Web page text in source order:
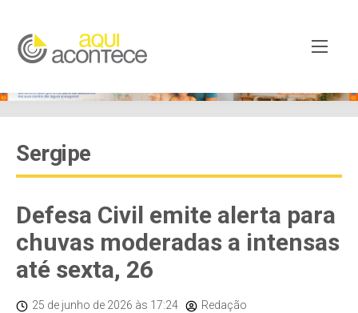
Sergipe
Defesa Civil emite alerta para
chuvas moderadas a intensas
até sexta, 26
25 de junho de 2026 às 17:24 Redação